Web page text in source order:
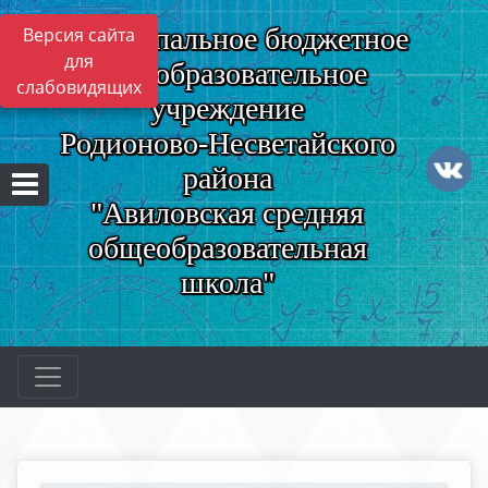
Версия сайта
для
слабовидящих
Муниципальное бюджетное
общеобразовательное
учреждение
Родионово-Несветайского
района
"Авиловская средняя
общеобразовательная
школа"